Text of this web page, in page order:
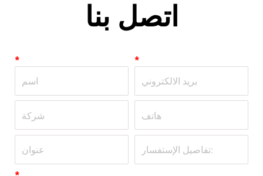
اتصل بنا
* *